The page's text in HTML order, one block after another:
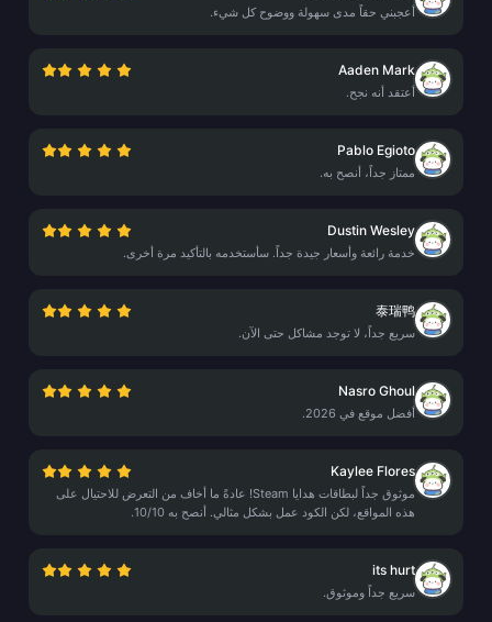
أعجبني حقاً مدى سهولة ووضوح كل شيء.
Aaden Mark
أعتقد أنه نجح.
Pablo Egioto
ممتاز جداً، أنصح به.
Dustin Wesley
خدمة رائعة وأسعار جيدة جداً. سأستخدمه بالتأكيد مرة أخرى.
泰瑞鸭
سريع جداً، لا توجد مشاكل حتى الآن.
Nasro Ghoul
أفضل موقع في 2026.
Kaylee Flores
موثوق جداً لبطاقات هدايا Steam! عادةً ما أخاف من التعرض للاحتيال على
هذه المواقع، لكن الكود عمل بشكل مثالي. أنصح به 10/10.
its hurt
سريع جداً وموثوق.